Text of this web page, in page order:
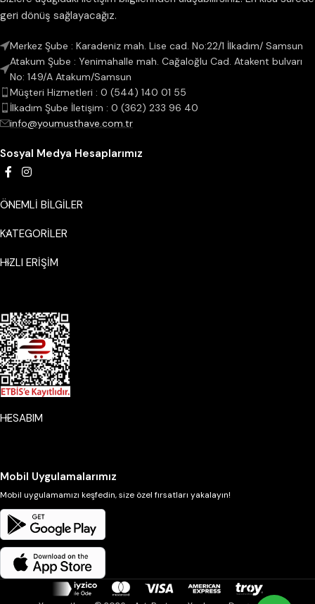
geri dönüş sağlayacağız.
Merkez Şube : Karadeniz mah. Lise cad. No:22/1 İlkadım/ Samsun
Atakum Şube : Yenimahalle mah. Cağaloğlu Cad. Atakent bulvarı
No: 149/A Atakum/Samsun
Müşteri Hizmetleri : 0 (544) 140 01 55
İlkadım Şube İletişim : 0 (362) 233 96 40
info@youmusthave.com.tr
Sosyal Medya Hesaplarımız
ÖNEMLİ BİLGİLER
KATEGORILER
HIZLI ERİŞİM
HESABIM
Mobil Uygulamalarımız
Mobil uygulamamızı keşfedin, size özel fırsatları yakalayın!